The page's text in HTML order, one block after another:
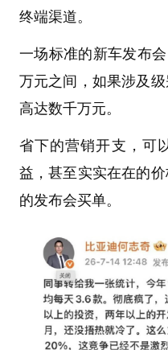
终端渠道。
一场标准的新车发布
万元之间，如果涉及
高达数千万元。
省下的营销开支，可
益，甚至实实在在的
的发布会买单。